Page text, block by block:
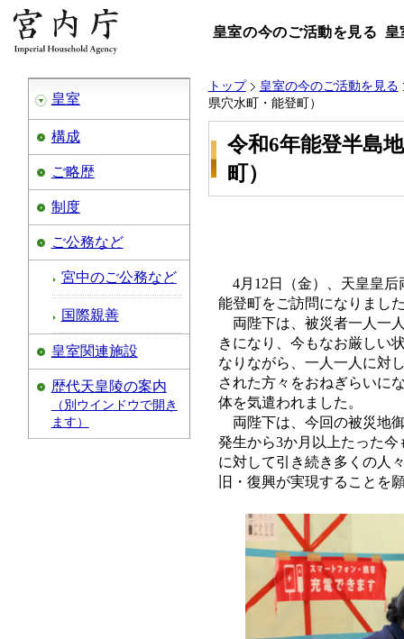
皇室の今のご活動を見る 皇
皇室
構成
ご略歴
制度
ご公務など
宮中のご公務など
国際親善
皇室関連施設
歴代天皇陵の案内
（別ウインドウで開き
ます）
トップ
皇室の今のご活動を見る
県穴水町・能登町）
令和6年能登半島
町）
4月12日（金）、天皇皇
能登町をご訪問になりまし
両陛下は、被災者一人一
きになり、今もなお厳しい
なりながら、一人一人に対
された方々をおねぎらいに
体を気遣われました。
両陛下は、今回の被災地
発生から3か月以上たった
に対して引き続き多くの人
旧・復興が実現することを